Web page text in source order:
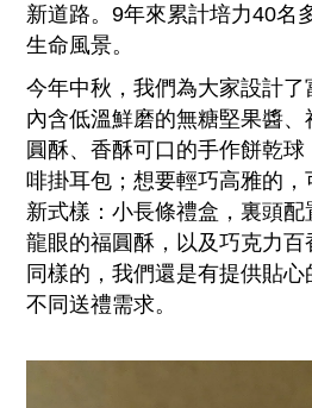
新道路。9年來累計培力40名
生命風景。
今年中秋，我們為大家設計了
內含低溫鮮磨的無糖堅果醬
圓酥、香酥可口的手作餅乾
啡掛耳包；想要輕巧高雅的
新式樣：小長條禮盒，裏頭
龍眼的福圓酥，以及巧克力
同樣的，我們還是有提供貼
不同送禮需求。